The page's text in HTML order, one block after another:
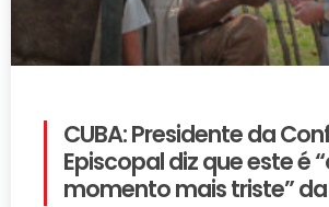
CUBA: Presidente da
Episcopal diz que este é
momento mais triste”